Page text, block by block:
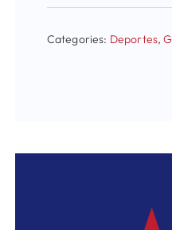
Categories: Deportes,